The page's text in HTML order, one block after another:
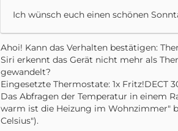
url: 'https://fritz4824:
/usr/local/lib/node_modules/
Ich wünsch euch einen schönen
Ahoi! Kann das Verhalten bestätigen:
Siri erkennt das Gerät nicht mehr als
gewandelt?
Eingesetzte Thermostate: 1x Fritz!DECT
Das Abfragen der Temperatur in einem
warm ist die Heizung im Wohnzimmer"
Celsius").